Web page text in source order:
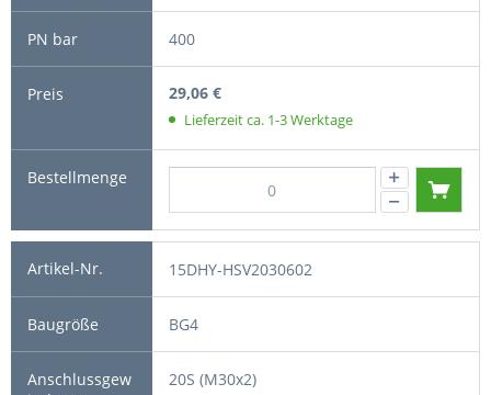
400
29,06 €
Lieferzeit ca. 1-3 Werktage
15DHY-HSV2030602
BG4
20S (M30x2)